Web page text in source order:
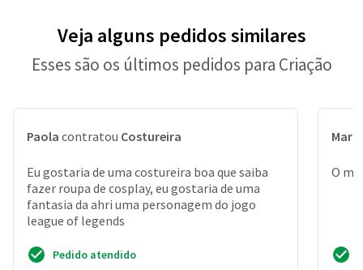
Veja alguns pedidos similares
Esses são os últimos pedidos para Criação
Paola contratou Costureira
Eu gostaria de uma costureira boa que saiba
fazer roupa de cosplay, eu gostaria de uma
fantasia da ahri uma personagem do jogo
league of legends
Pedido atendido
O